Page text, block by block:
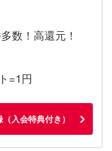
数！高還元！
=1円
入会特典付き）